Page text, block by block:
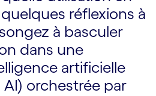
réflexions à
à basculer
dans une
artificielle
orchestrée par